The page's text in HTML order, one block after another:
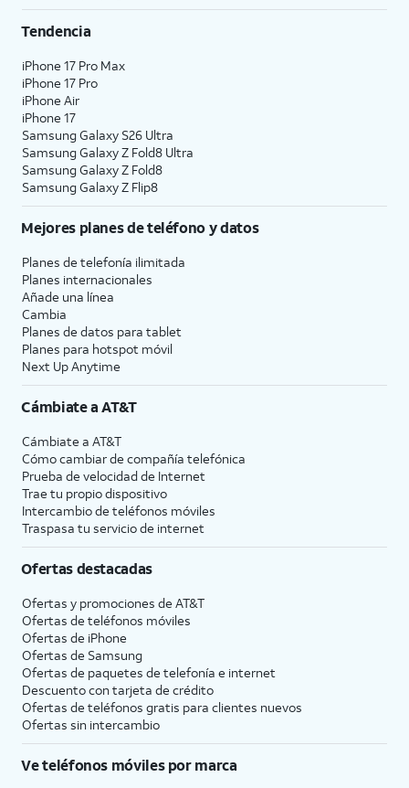
Tendencia
iPhone 17 Pro Max
iPhone 17 Pro
iPhone Air
iPhone 17
Samsung Galaxy S26 Ultra
Samsung Galaxy Z Fold8 Ultra
Samsung Galaxy Z Fold8
Samsung Galaxy Z Flip8
Mejores planes de teléfono y datos
Planes de telefonía ilimitada
Planes internacionales
Añade una línea
Cambia
Planes de datos para tablet
Planes para hotspot móvil
Next Up Anytime
Cámbiate aAT&T
Cámbiate a AT&T
Cómo cambiar de compañía telefónica
Prueba de velocidad de Internet
Trae tu propio dispositivo
Intercambio de teléfonos móviles
Traspasa tu servicio de internet
Ofertas destacadas
Ofertas y promociones de AT&T
Ofertas de teléfonos móviles
Ofertas de iPhone
Ofertas de Samsung
Ofertas de paquetes de telefonía e internet
Descuento con tarjeta de crédito
Ofertas de teléfonos gratis para clientes nuevos
Ofertas sin intercambio
Ve teléfonos móviles por marca